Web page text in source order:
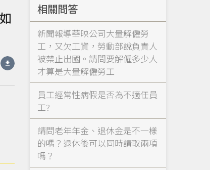
相關問答
新聞報導華映公司大量解僱勞
工，又欠工資，勞動部說負責人
被禁止出國。請問要解僱多少人
才算是大量解僱勞工
員工經常性病假是否為不適任員
工?
請問老年年金、退休金是不一樣
的嗎？退休後可以同時請取兩項
嗎？